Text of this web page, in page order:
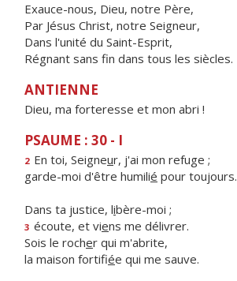
Exauce-nous, Dieu, notre Père,
Par Jésus Christ, notre Seigneur,
Dans l'unité du Saint-Esprit,
Régnant sans fin dans tous les siècles.
ANTIENNE
Dieu, ma forteresse et mon abri !
PSAUME : 30 - I
2 En toi, Seigneur, j'ai mon refuge ;
garde-moi d'être humilié pour toujours.
Dans ta justice, libère-moi ;
3 écoute, et viens me délivrer.
Sois le rocher qui m'abrite,
la maison fortifiée qui me sauve.